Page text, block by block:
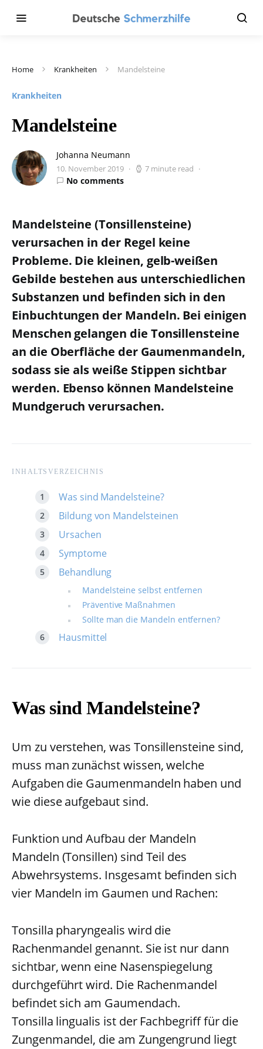
Home Krankheiten Mandelsteine
Krankheiten
Mandelsteine
Johanna Neumann
10. November 2019 7 minute read
No comments
Mandelsteine (Tonsillensteine)
verursachen in der Regel keine
Probleme. Die kleinen, gelb-weißen
Gebilde bestehen aus unterschiedlichen
Substanzen und befinden sich in den
Einbuchtungen der Mandeln. Bei einigen
Menschen gelangen die Tonsillensteine
an die Oberfläche der Gaumenmandeln,
sodass sie als weiße Stippen sichtbar
werden. Ebenso können Mandelsteine
Mundgeruch verursachen.
INHALTSVERZEICHNIS
Was sind Mandelsteine?
Bildung von Mandelsteinen
Ursachen
Symptome
Behandlung
Mandelsteine selbst entfernen
Präventive Maßnahmen
Sollte man die Mandeln entfernen?
Hausmittel
Was sind Mandelsteine?
Um zu verstehen, was Tonsillensteine sind,
muss man zunächst wissen, welche
Aufgaben die Gaumenmandeln haben und
wie diese aufgebaut sind.
Funktion und Aufbau der Mandeln
Mandeln (Tonsillen) sind Teil des
Abwehrsystems. Insgesamt befinden sich
vier Mandeln im Gaumen und Rachen:
Tonsilla pharyngealis wird die
Rachenmandel genannt. Sie ist nur dann
sichtbar, wenn eine Nasenspiegelung
durchgeführt wird. Die Rachenmandel
befindet sich am Gaumendach.
Tonsilla lingualis ist der Fachbegriff für die
Zungenmandel, die am Zungengrund liegt